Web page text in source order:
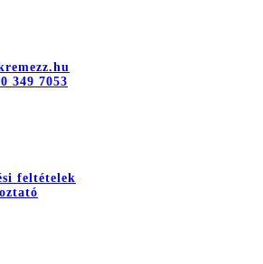
349 7053
feltételek